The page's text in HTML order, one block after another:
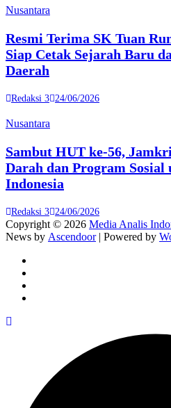
Nusantara
Resmi Terima SK Tuan
Siap Cetak Sejarah Baru
Daerah
Redaksi 3 24/06/2026
Nusantara
Sambut HUT ke-56,
Darah dan Program
Indonesia
Redaksi 3 24/06/2026
Copyright © 2026 Media Analis
News by Ascendoor| Powered by